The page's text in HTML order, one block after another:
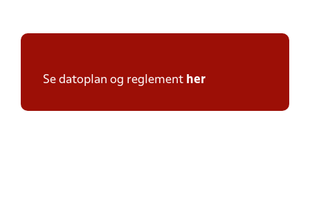
Se datoplan og reglement her